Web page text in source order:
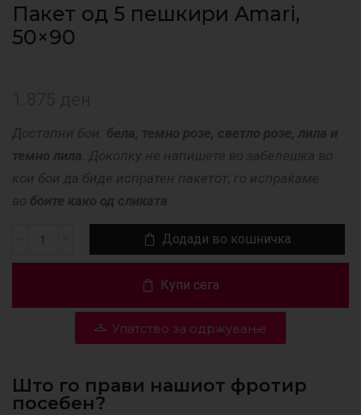
Пакет од 5 пешкири Amari,
50×90
Достапни бои: бела, темно розе, светло розе, лила и
темно лила . Доколку не напишете во забелешка во
кои бои да биде испратен пакетот, го испраќаме
во боите како од сликата
Додади во кошничка
Купи сега
Упатство за одржување
Што го прави нашиот фротир
посебен?